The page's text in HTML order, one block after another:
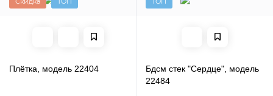
Плётка, модель 22404
Бдсм стек "Сердце", модель
22484